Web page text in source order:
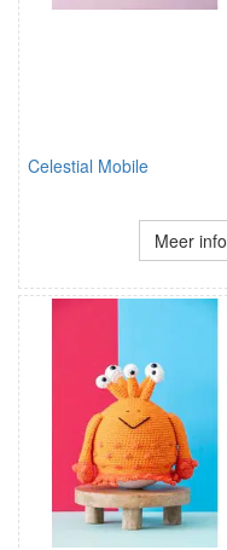
Celestial Mobile
Meer info